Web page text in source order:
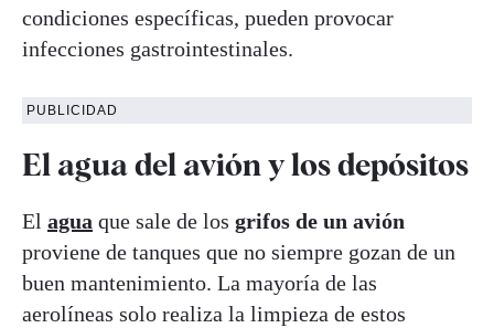
condiciones específicas, pueden provocar
infecciones gastrointestinales.
PUBLICIDAD
El agua del avión y los depósitos
El agua que sale de los grifos de un avión
proviene de tanques que no siempre gozan de un
buen mantenimiento. La mayoría de las
aerolíneas solo realiza la limpieza de estos